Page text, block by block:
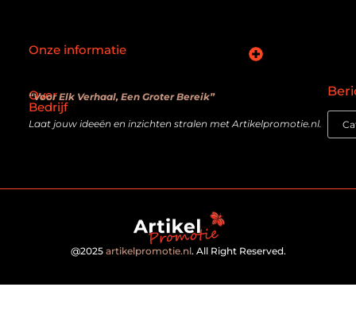
Over
Bedrijf
“Voor Elk Verhaal, Een Groter Bereik”
Laat jouw ideeën en inzichten stralen met Artikelpromotie.nl.
Onze informatie
@2025 artikelpromotie.nl. All Right Reserved.